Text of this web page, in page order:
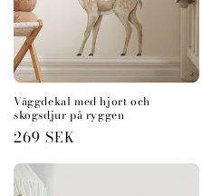
Väggdekal med hjort och
skogsdjur på ryggen
Ordinarie
pris
269 SEK